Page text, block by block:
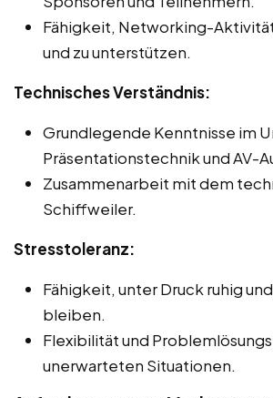
Fähigkeit, Networking-
und zu unterstützen.
Technisches Verständnis:
Grundlegende Kenntnisse im
Präsentationstechnik und AV-
Zusammenarbeit mit dem
Schiffweiler.
Stresstoleranz:
Fähigkeit, unter Druck ruhig
bleiben.
Flexibilität und
unerwarteten Situationen.